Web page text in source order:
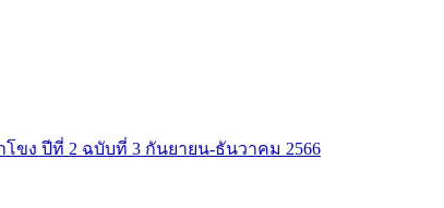
ขง ปีที่ 2 ฉบับที่ 3 กันยายน-ธันวาคม 2566